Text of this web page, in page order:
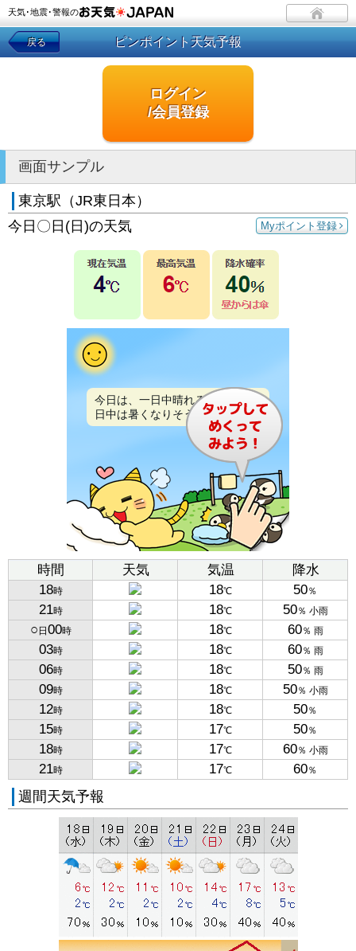
天気･地震･警報の
戻る ピンポイント天気予報
ログイン
/会員登録
画面サンプル
東京駅（JR東日本）
Myポイント登録
今日〇日(日)の天気
今日は、一日中晴れるでしょう。
日中は暑くなりそうです。
時間 天気 気温
降水
18時 18℃ 50％
21時 18℃ 50％ 小雨
○ 日 00時 18℃ 60％ 雨
03時 18℃ 60％ 雨
06時 18℃ 50％ 雨
09時 18℃ 50％ 小雨
12時 18℃ 50％
15時 17℃ 50％
18時 17℃ 60％ 小雨
21時 17℃ 60％
週間天気予報